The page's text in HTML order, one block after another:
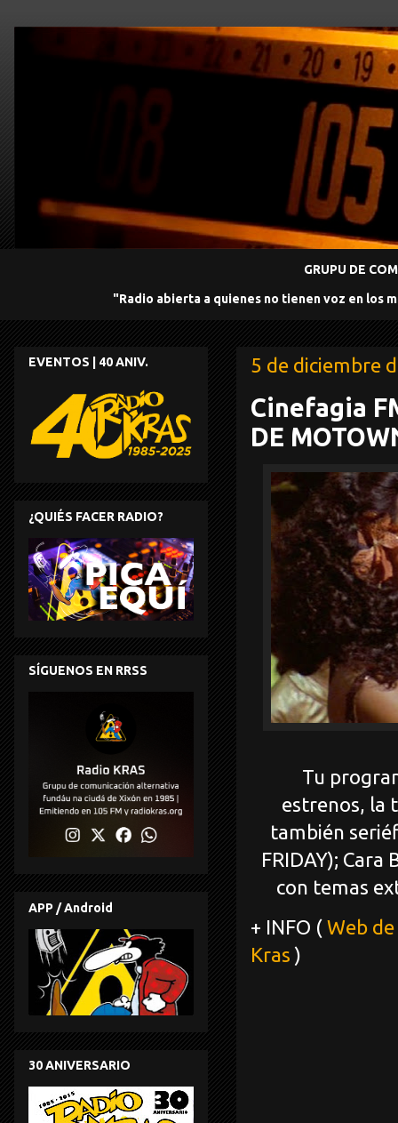
GRUPU DE
"Radio abierta a quienes no tienen voz en los
5 de diciembre
Cinefagia
DE
Tu
estrenos, la
también
FRIDAY); Cara
con temas
+ INFO ( Web
Kras )
EVENTOS | 40 ANIV.
¿QUIÉS FACER RADIO?
SÍGUENOS EN RRSS
APP / Android
30 ANIVERSARIO